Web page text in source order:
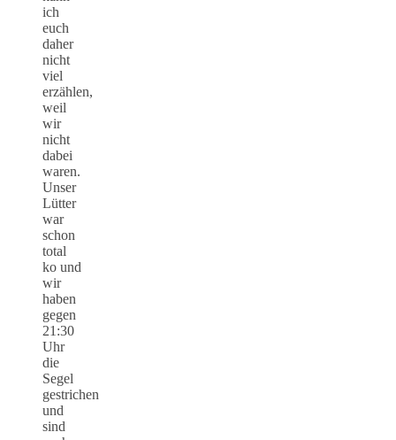
ich
euch
daher
nicht
viel
erzählen,
weil
wir
nicht
dabei
waren.
Unser
Lütter
war
schon
total
ko und
wir
haben
gegen
21:30
Uhr
die
Segel
gestrichen
und
sind